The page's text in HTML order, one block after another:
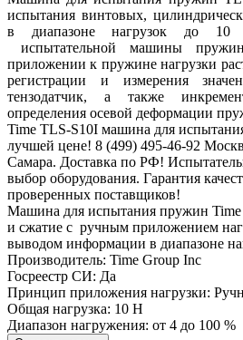
испытания винтовых,
в диапазоне нагрузок до
испытательной машины
приложении к пружине нагрузки
регистрации и измерения
тензодатчик, а также
определения осевой деформации
Time TLS-S10I машина для
лучшей цене! 8 (499) 495-46-92
Самара. Доставка по РФ!
выбор оборудования. Гарантия
проверенных поставщиков!
Машина для испытания пружин Time
и сжатие с ручным приложением
выводом информации в диапазоне
Производитель: Time Group Inc
Госреестр СИ: Да
Принцип приложения нагрузки:
Общая нагрузка: 10 Н
Диапазон нагружения: от 4 до 100 %